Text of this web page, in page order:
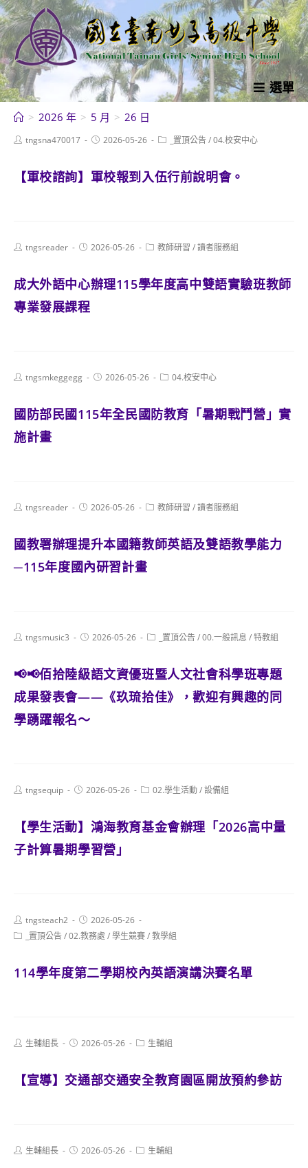
跳
轉
至
主
要
內
選單
> 2026 年 > 5 月 > 26 日
Posttngsna470017
Post2026-05-26
Post _置頂公告/04.校安中心
【軍校諮詢】軍校報到入伍行前說明會。
Posttngsreader
Post2026-05-26
Post教師研習 /讀者服務組
成大外語中心辦理115學年度高中雙語實驗班教師
專業發展課程
Posttngsmkeggegg
Post2026-05-26
Post04.校安中心
國防部民國115年全民國防教育「暑期戰鬥營」實
施計畫
Posttngsreader
Post2026-05-26
Post教師研習 /讀者服務組
國教署辦理提升本國籍教師英語及雙語教學能力
─115年度國內研習計畫
Posttngsmusic3
Post2026-05-26
Post _置頂公告/00.一般訊息 /特教組
📢📢佰拾陸級語文資優班暨人文社會科學班專題
成果發表會——《玖琉拾佳》，歡迎有興趣的同
學踴躍報名～
Posttngsequip
Post2026-05-26
Post02.學生活動/設備組
【學生活動】鴻海教育基金會辦理「2026高中量
子計算暑期學習營」
Post
author:
tngsteach2
Post
published:
2026-05-26
Post _置頂公告/02.教務處 /學生競賽/教學組
114學年度第二學期校內英語演講決賽名單
Post生輔組長
Post2026-05-26
Post生輔組
【宣導】交通部交通安全教育園區開放預約參訪
Post生輔組長
Post2026-05-26
Post生輔組